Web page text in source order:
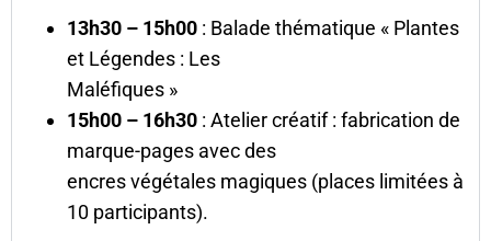
13h30 – 15h00 : Balade thématique « Plantes
et Légendes : Les
Maléfiques »
15h00 – 16h30 : Atelier créatif : fabrication de
marque-pages avec des
encres végétales magiques (places limitées à
10 participants).